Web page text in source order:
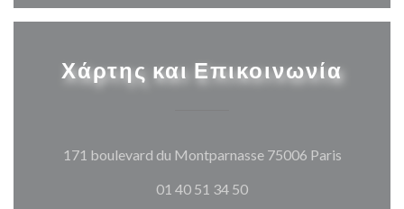
Χάρτης και Επικοινωνία
171 boulevard du Montparnasse 75006 Paris
01 40 51 34 50